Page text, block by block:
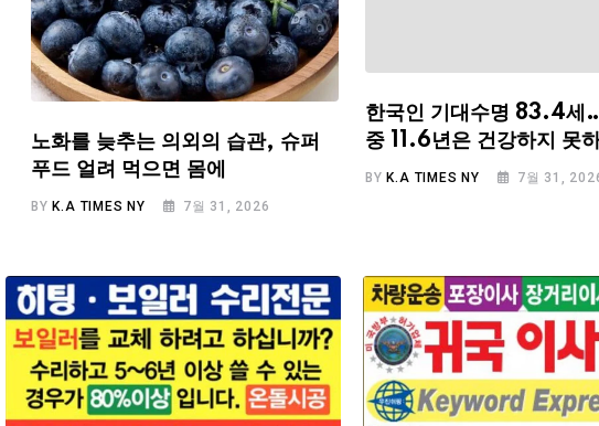
한국인 기대수명 83.4세
중 11.6년은 건강하지 못
BY K.A TIMES NY 7월 31,
노화를 늦추는 의외의 습관, 슈퍼
푸드 얼려 먹으면 몸에
BYK.A TIMES NY 7월 31, 2026